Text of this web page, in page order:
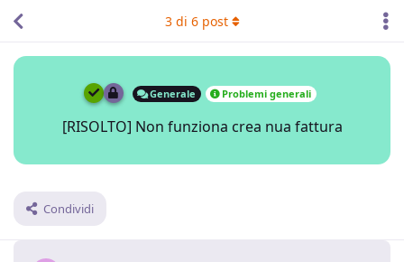
Generale Problemi generali
[RISOLTO] Non funziona crea nua fattura
Condividi
3di 6post